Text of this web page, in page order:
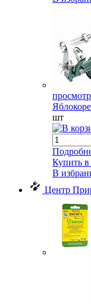
просмотр
шт
Купить
В
Центр